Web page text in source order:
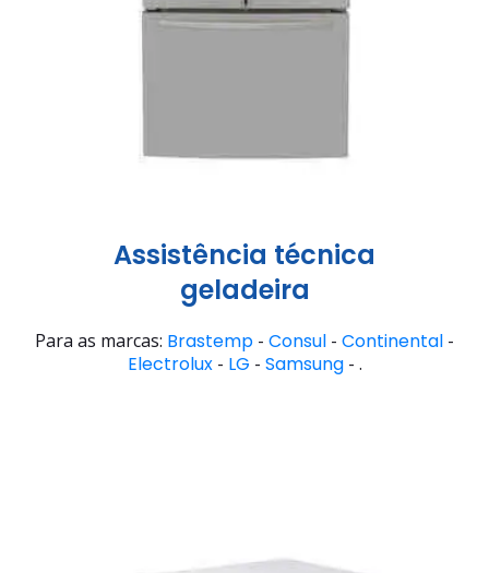
Assistência técnica
geladeira
Para as marcas: Brastemp - Consul - Continental -
Electrolux- LG - Samsung- .